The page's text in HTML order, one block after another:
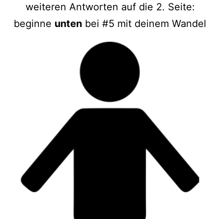
weiteren Antworten auf die 2. Seite:
beginne unten bei #5 mit deinem Wandel